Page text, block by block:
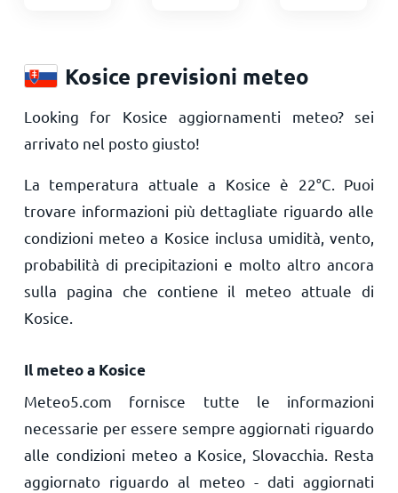
Kosice previsioni meteo
Looking for Kosice aggiornamenti meteo? sei
arrivato nel posto giusto!
La temperatura attuale a Kosice è 22°C . Puoi
trovare informazioni più dettagliate riguardo alle
condizioni meteo a Kosice inclusa umidità, vento,
probabilità di precipitazioni e molto altro ancora
sulla pagina che contiene il meteo attuale di
Kosice.
Il meteo a Kosice
Meteo5.com fornisce tutte le informazioni
necessarie per essere sempre aggiornati riguardo
alle condizioni meteo a Kosice, Slovacchia. Resta
aggiornato riguardo al meteo - dati aggiornati